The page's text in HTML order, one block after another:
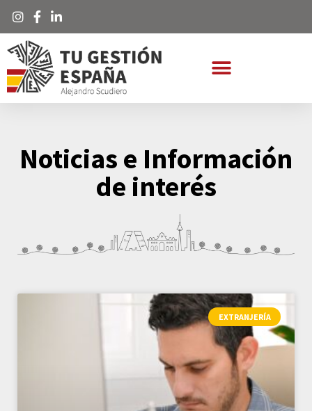
Noticias e Información
de interés
EXTRANJERÍA